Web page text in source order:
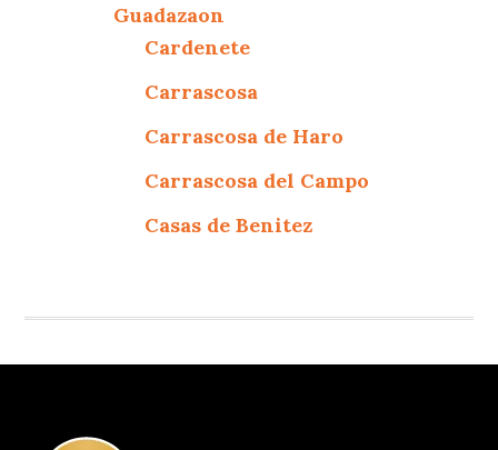
Guadazaon
Cardenete
Carrascosa
Carrascosa de Haro
Carrascosa del Campo
Casas de Benitez